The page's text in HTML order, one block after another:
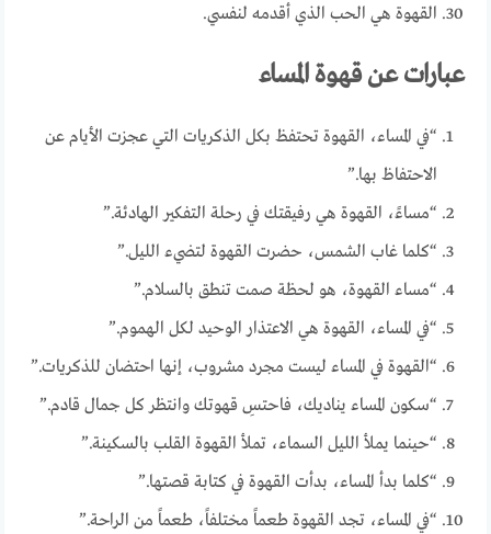
القهوة هي الحب الذي أقدمه لنفسي.
عبارات عن قهوة المساء
“في المساء، القهوة تحتفظ بكل الذكريات التي عجزت الأيام عن
الاحتفاظ بها.”
“مساءً، القهوة هي رفيقتك في رحلة التفكير الهادئة.”
“كلما غاب الشمس، حضرت القهوة لتضيء الليل.”
“مساء القهوة، هو لحظة صمت تنطق بالسلام.”
“في المساء، القهوة هي الاعتذار الوحيد لكل الهموم.”
“القهوة في المساء ليست مجرد مشروب، إنها احتضان للذكريات.”
“سكون المساء يناديك، فاحتسِ قهوتك وانتظر كل جمال قادم.”
“حينما يملأ الليل السماء، تملأ القهوة القلب بالسكينة.”
“كلما بدأ المساء، بدأت القهوة في كتابة قصتها.”
“في المساء، تجد القهوة طعماً مختلفاً، طعماً من الراحة.”